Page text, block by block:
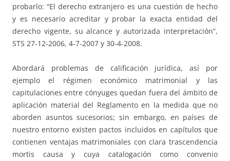
probarlo: “El derecho extranjero es una cuestión de hecho
y es necesario acreditar y probar la exacta entidad del
derecho vigente, su alcance y autorizada interpretación”,
STS 27-12-2006, 4-7-2007 y 30-4-2008.
Abordará problemas de calificación jurídica, así por
ejemplo el régimen económico matrimonial y las
capitulaciones entre cónyuges quedan fuera del ámbito de
aplicación material del Reglamento en la medida que no
aborden asuntos sucesorios; sin embargo, en países de
nuestro entorno existen pactos incluidos en capítulos que
contienen ventajas matrimoniales con clara trascendencia
mortis causa y cuya catalogación como convenio